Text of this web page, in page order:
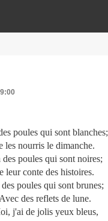
poules qui sont blanches;
les nourris le dimanche.
des poules qui sont noires;
leur conte des histoires.
poules qui sont brunes;
Avec des reflets de lune.
j'ai de jolis yeux bleus,